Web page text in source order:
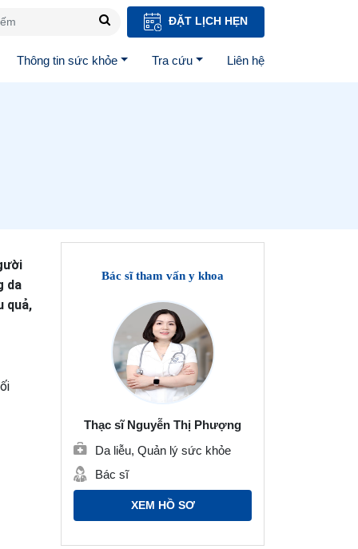
ĐẶT LỊCH HẸN
Thông tin sức khỏe Tra cứu Liên hệ
da
quả,
Bác sĩ tham vấn y khoa
Thạc sĩ Nguyễn Thị Phượng
Da liễu, Quản lý sức khỏe
Bác sĩ
XEM HỒ SƠ